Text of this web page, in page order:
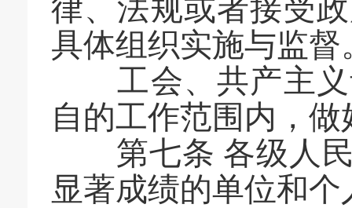
律、法规或者接受
具体组织实施与监督
工会、共产主义
自的工作范围内，
第七条 各级人民
显著成绩的单位和